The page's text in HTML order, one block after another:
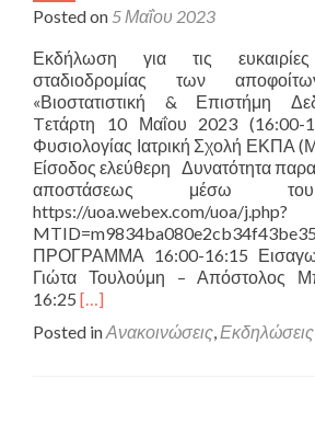
Posted on 5 Μαΐου 2023
Εκδήλωση για τις ευκαιρίες
σταδιοδρομίας των
«Βιοστατιστική & Επιστήμη
Tετάρτη 10 Μαΐου 2023 (16:00-
Φυσιολογίας Ιατρική Σχολή ΕΚΠΑ
Eίσοδος ελεύθερη Δυνατότητα
αποστάσεως μέσω
https://uoa.webex.com/uoa/j.php?
ΠΡΟΓΡΑΜΜΑ 16:00-16:15
Γιώτα Τουλούμη – Απόστολος
16:25 Read
about
[…]
Posted inΑνακοινώσεις,Εκδηλώσεις